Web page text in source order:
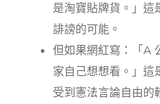
是淘寶貼牌貨。」這
誹謗的可能。
但如果網紅寫：「A
家自己想想看。」這
受到憲法言論自由的